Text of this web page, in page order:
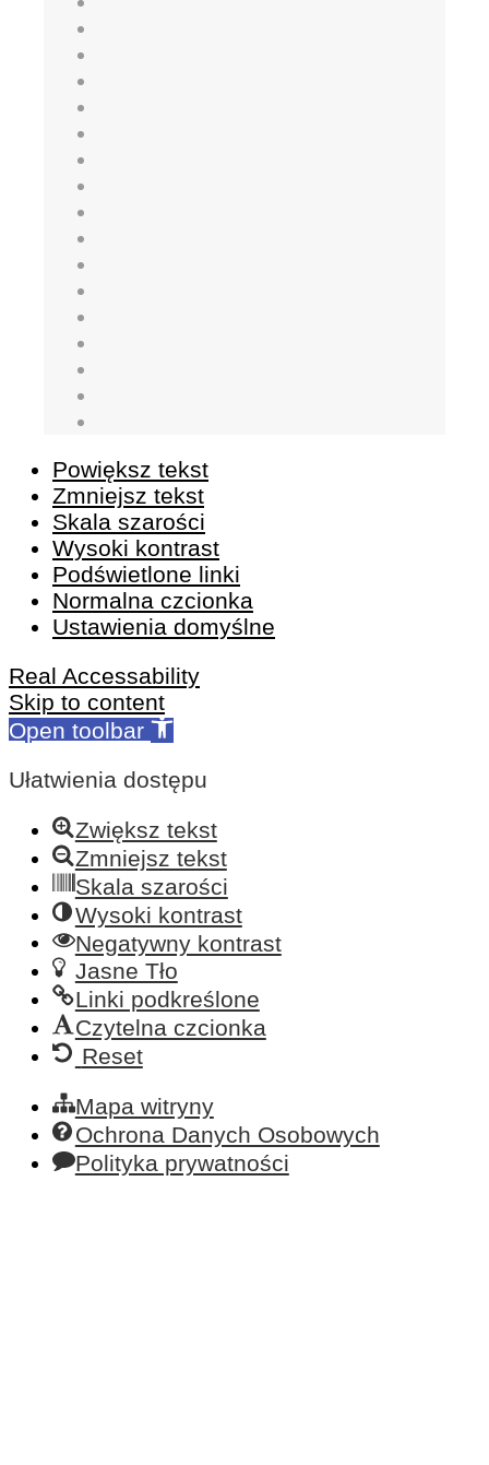
Powiększ tekst
Zmniejsz tekst
Skala szarości
Wysoki kontrast
Podświetlone linki
Normalna czcionka
Ustawienia domyślne
Real Accessability
Skip to content
Open toolbar
Ułatwienia dostępu
Zwiększ tekst
Zmniejsz tekst
Skala szarości
Wysoki kontrast
Negatywny kontrast
Jasne Tło
Linki podkreślone
Czytelna czcionka
Reset
Mapa witryny
Ochrona Danych Osobowych
Polityka prywatności